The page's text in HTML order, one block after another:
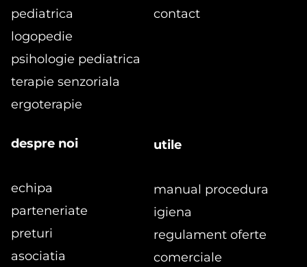
Programe de kinetoterapie pentru
copii 3-7 ani: dezvoltare, preventie
si recuperare
pediatrica
logopedie
psihologie pediatrica
terapie senzoriala
ergoterapie
despre noi
echipa
parteneriate
preturi
asociatia
contact
utile
manual procedura
igiena
regulament oferte
comerciale